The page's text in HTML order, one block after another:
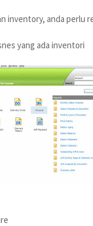
inventory, anda
yang ada inventori